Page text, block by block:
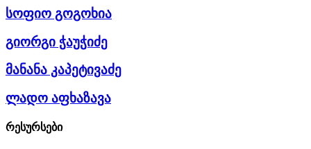
სოფიო გოგოხია
გიორგი ჭაუჭიძე
მანანა კაპეტივაძე
ლადო აფხაზავა
რესურსები